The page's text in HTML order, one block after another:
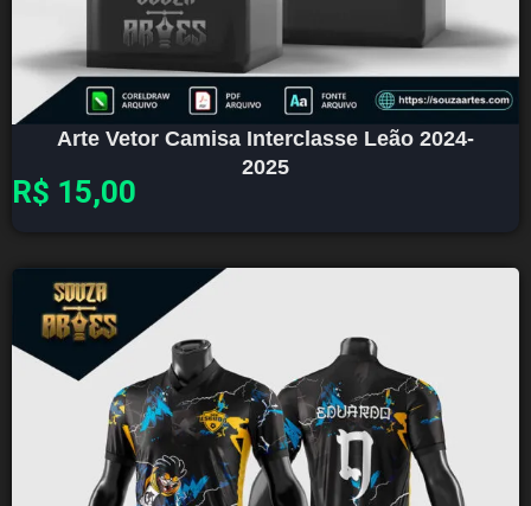
Arte Vetor Camisa Interclasse Leão 2024-
2025
R$ 15,00